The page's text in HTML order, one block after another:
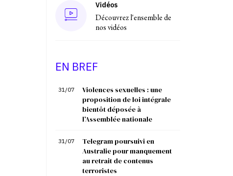
Vidéos
Découvrez l'ensemble de
nos vidéos
EN BREF
31/07
Violences sexuelles : une
proposition de loi intégrale
bientôt déposée à
l’Assemblée nationale
31/07
Telegram poursuivi en
Australie pour manquement
au retrait de contenus
terroristes